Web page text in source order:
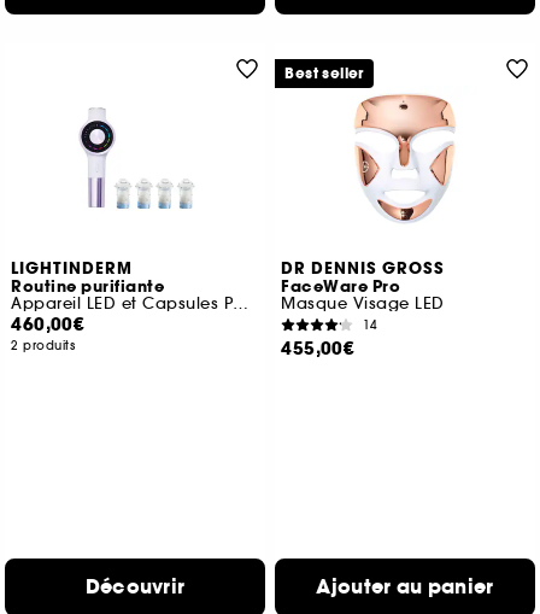
LIGHTINDERM
Routine purifiante
Appareil LED et Capsules Purity
460,00€
2 produits
Découvrir
DR DENNIS GROSS
FaceWare Pro
Masque Visage LED
14
455,00€
Ajouter au panier
Best seller